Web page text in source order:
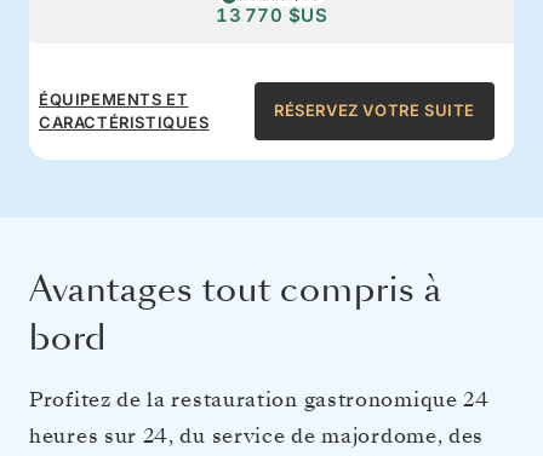
13 770 $US
ÉQUIPEMENTS ET
CARACTÉRISTIQUES
RÉSERVEZ VOTRE SUITE
Avantages tout compris à
bord
Profitez de la restauration gastronomique 24
heures sur 24, du service de majordome, des